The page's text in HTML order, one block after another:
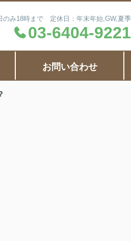
み18時まで 定休日：年末年始,GW,夏季
03-6404-9221
お問い合わせ